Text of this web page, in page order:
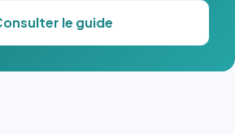
le guide